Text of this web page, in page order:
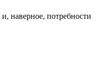
наверное, потребности